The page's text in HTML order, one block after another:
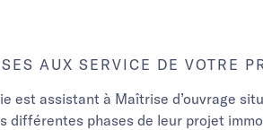
AUX SERVICE DE VOTRE
est assistant à Maîtrise d’ouvrage
différentes phases de leur projet